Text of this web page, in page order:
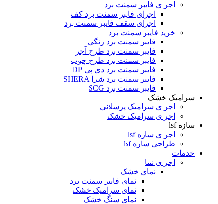
اجرای فایبر سمنت برد
اجرای فایبر سمنت برد کف
اجرای سقف فایبر سمنت برد
خرید فایبر سمنت برد
فایبر سمنت برد رنگی
فایبر سمنت برد طرح آجر
فایبر سمنت برد طرح چوب
فایبر سمنت برد دی پی DP
فایبر سمنت برد شرا SHERA
فایبر سمنت برد SCG
سرامیک خشک
اجرای سرامیک پرسلانی
اجرای سرامیک خشک
سازه lsf
اجرای سازه lsf
طراحی سازه lsf
خدمات
اجرای نما
نمای خشک
نمای فایبر سمنت برد
نمای سرامیک خشک
نمای سنگ خشک